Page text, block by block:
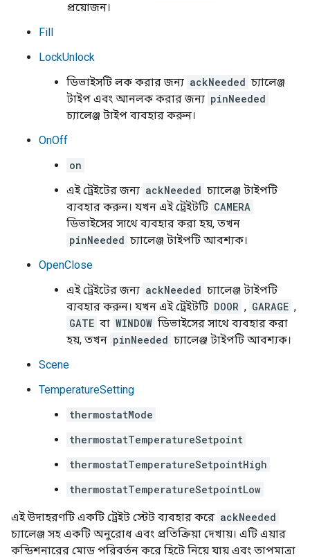
প্রয়োজন।
Fill
LockUnlock
ডিভাইসটি লক করার জন্য ackNeeded চ্যালেঞ্জ
টাইপ এবং আনলক করার জন্য pinNeeded
চ্যালেঞ্জ টাইপ ব্যবহার করুন।
OnOff
on
এই ট্রেইটের জন্য ackNeeded চ্যালেঞ্জ টাইপটি
ব্যবহার করুন। যখন এই ট্রেইটটি CAMERA
ডিভাইসের সাথে ব্যবহার করা হয়, তখন
pinNeeded চ্যালেঞ্জ টাইপটি আবশ্যক।
OpenClose
এই ট্রেইটের জন্য ackNeeded চ্যালেঞ্জ টাইপটি
ব্যবহার করুন। যখন এই ট্রেইটটি DOOR , GARAGE ,
GATE বা WINDOW ডিভাইসের সাথে ব্যবহার করা
হয়, তখন pinNeeded চ্যালেঞ্জ টাইপটি আবশ্যক।
Scene
TemperatureSetting
thermostatMode
thermostatTemperatureSetpoint
thermostatTemperatureSetpointHigh
thermostatTemperatureSetpointLow
এই উদাহরণটি একটি ট্রেইট স্টেট ব্যবহার করে ackNeeded
চ্যালেঞ্জ সহ একটি অনুরোধ এবং প্রতিক্রিয়া দেখায়। এটি এয়ার
কন্ডিশনারের মোড পরিবর্তন করে হিটে নিয়ে যায় এবং তাপমাত্রা